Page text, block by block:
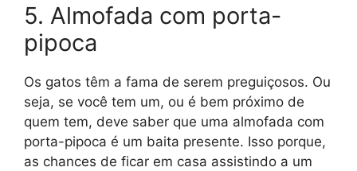
5. Almofada com porta-
pipoca
Os gatos têm a fama de serem preguiçosos. Ou
seja, se você tem um, ou é bem próximo de
quem tem, deve saber que uma almofada com
porta-pipoca é um baita presente. Isso porque,
as chances de ficar em casa assistindo a um